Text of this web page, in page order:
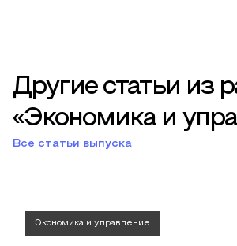
Другие статьи из
«Экономика и
Все статьи выпуска
Экономика и управление